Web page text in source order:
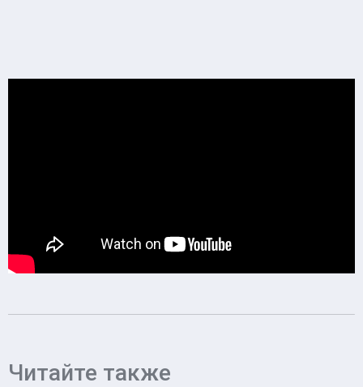
Читайте также